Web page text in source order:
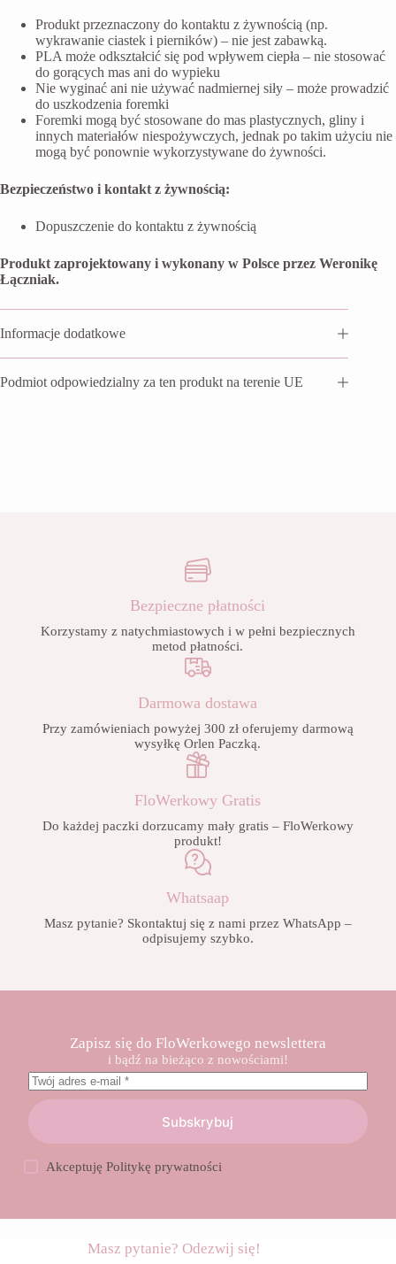
Produkt przeznaczony do kontaktu z żywnością (np.
wykrawanie ciastek i pierników) – nie jest zabawką.
PLA może odkształcić się pod wpływem ciepła – nie stosować
do gorących mas ani do wypieku
Nie wyginać ani nie używać nadmiernej siły – może prowadzić
do uszkodzenia foremki
Foremki mogą być stosowane do mas plastycznych, gliny i
innych materiałów niespożywczych, jednak po takim użyciu nie
mogą być ponownie wykorzystywane do żywności.
Bezpieczeństwo i kontakt z żywnością:
Dopuszczenie do kontaktu z żywnością
Produkt zaprojektowany i wykonany w Polsce przez Weronikę
Łączniak.
Informacje dodatkowe
Podmiot odpowiedzialny za ten produkt na terenie UE
Bezpieczne płatności
Korzystamy z natychmiastowych i w pełni bezpiecznych
metod płatności.
Darmowa dostawa
Przy zamówieniach powyżej 300 zł oferujemy darmową
wysyłkę Orlen Paczką.
FloWerkowy Gratis
Do każdej paczki dorzucamy mały gratis – FloWerkowy
produkt!
Whatsaap
Masz pytanie? Skontaktuj się z nami przez WhatsApp –
odpisujemy szybko.
Zapisz się do FloWerkowego newslettera
i bądź na bieżąco z nowościami!
Subskrybuj
AkceptujęPolitykę prywatności
Masz pytanie? Odezwij się!